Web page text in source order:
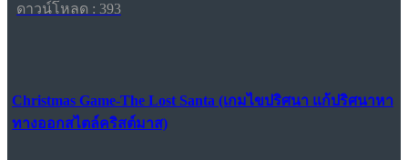
ดาวน์โหลด : 393
Christmas Game-The Lost Santa (เกมไขปริศนา แก้ปริศนาหา
ทางออกสไตล์คริสต์มาส)